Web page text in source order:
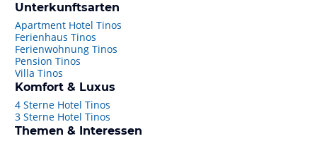
Unterkunftsarten
Apartment Hotel Tinos
Ferienhaus Tinos
Ferienwohnung Tinos
Pension Tinos
Villa Tinos
Komfort & Luxus
4 Sterne Hotel Tinos
3 Sterne Hotel Tinos
Themen & Interessen